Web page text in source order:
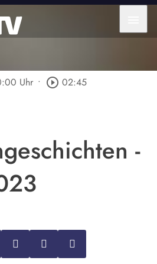
Uhr • play_circle_outline 02:45
-